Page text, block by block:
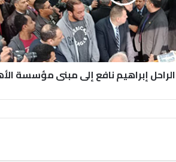
إبراهيم نافع إلى مبنى مؤسسة